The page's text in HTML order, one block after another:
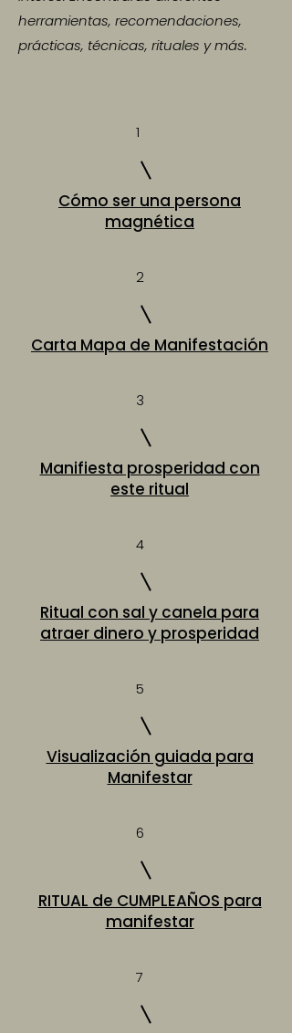
herramientas, recomendaciones,
prácticas, técnicas, rituales y más.
1
Cómo ser una persona
magnética
2
Carta Mapa de Manifestación
3
Manifiesta prosperidad con
este ritual
4
Ritual con sal y canela para
atraer dinero y prosperidad
5
Visualización guiada para
Manifestar
6
RITUAL de CUMPLEAÑOS para
manifestar
7